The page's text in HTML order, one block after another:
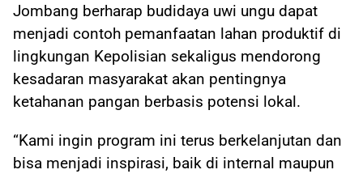
Jombang berharap budidaya uwi ungu dapat
menjadi contoh pemanfaatan lahan produktif di
lingkungan Kepolisian sekaligus mendorong
kesadaran masyarakat akan pentingnya
ketahanan pangan berbasis potensi lokal.
“Kami ingin program ini terus berkelanjutan dan
bisa menjadi inspirasi, baik di internal maupun